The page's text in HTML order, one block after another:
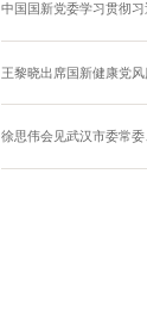
中国国新党委学习贯彻
王黎晓出席国新健康党
徐思伟会见武汉市委常